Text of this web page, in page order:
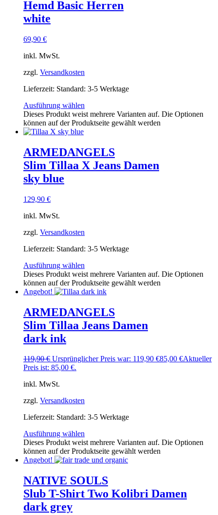
Hemd Basic Herren
white
69,90 €
inkl. MwSt.
zzgl. Versandkosten
Lieferzeit: Standard: 3-5 Werktage
Ausführung wählen
Dieses Produkt weist mehrere Varianten auf. Die Optionen
können auf der Produktseite gewählt werden
ARMEDANGELS
Slim Tillaa X Jeans Damen
sky blue
129,90 €
inkl. MwSt.
zzgl. Versandkosten
Lieferzeit: Standard: 3-5 Werktage
Ausführung wählen
Dieses Produkt weist mehrere Varianten auf. Die Optionen
können auf der Produktseite gewählt werden
Angebot!
ARMEDANGELS
Slim Tillaa Jeans Damen
dark ink
119,90€ Ursprünglicher Preis war: 119,90 €85,00 €Aktueller
Preis ist: 85,00 €.
inkl. MwSt.
zzgl. Versandkosten
Lieferzeit: Standard: 3-5 Werktage
Ausführung wählen
Dieses Produkt weist mehrere Varianten auf. Die Optionen
können auf der Produktseite gewählt werden
Angebot!
NATIVE SOULS
Slub T-Shirt Two Kolibri Damen
dark grey